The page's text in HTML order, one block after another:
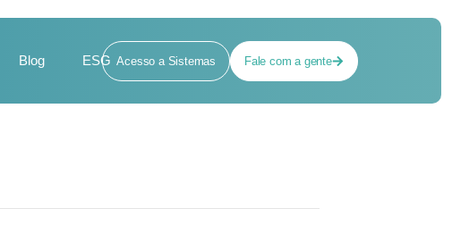
Blog ESG Acesso a Sistemas Fale com a gente